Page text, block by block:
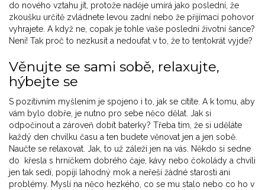
do nového vztahu jít, protože naděje umírá jako poslední, že
zkoušku určitě zvládnete levou zadní nebo že přijímací pohovor
vyhrajete. A když ne, copak je tohle vaše poslední životní šance?
Není! Tak proč to nezkusit a nedoufat v to, že to tentokrát vyjde?
Věnujte se sami sobě, relaxujte,
hýbejte se
S pozitivním myšlením je spojeno i to, jak se cítíte. A k tomu, aby
vám bylo dobře, je nutno pro sebe něco dělat. Jak si
odpočinout a zároveň dobít baterky? Třeba tím, že si uděláte
každý den chvilku času a ten budete věnovat jen a jen sobě.
Naučte se relaxovat. Jak, to už záleží jen na vás. Někdo si sedne
do křesla s hrníčkem dobrého čaje, kávy nebo čokolády a chvíli
jen tak sedí, popíjí lahodný mok a neřeší žádné starosti ani
problémy. Myslí na něco hezkého, co se mu stalo nebo co ho v